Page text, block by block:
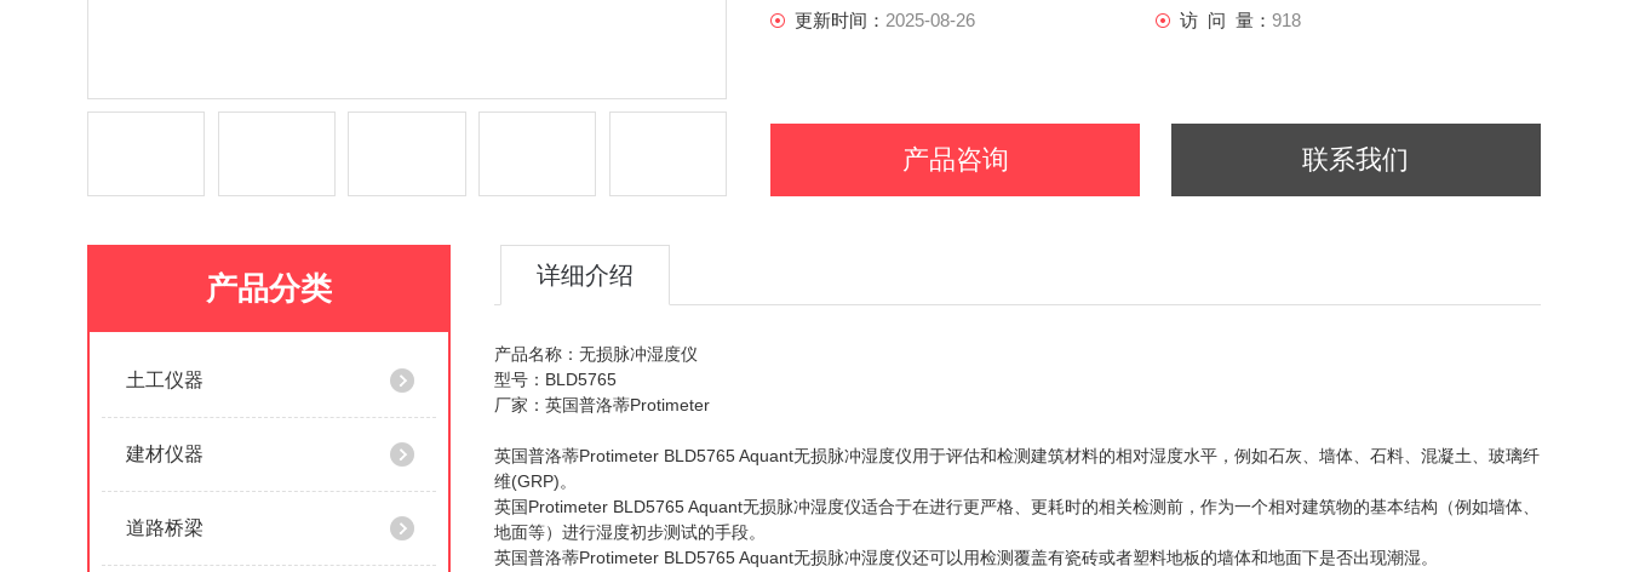
更新时间： 2025-08-26 访 问 量： 918
产品咨询 联系我们
产品分类
土工仪器
建材仪器
道路桥梁
详细介绍
产品名称：无损脉冲湿度仪
型号：BLD5765
厂家：英国普洛蒂Protimeter
英国普洛蒂Protimeter BLD5765 Aquant无损脉冲湿度仪用于评估和检测建筑材料的相对湿度水平，例如石灰、墙体、石料、混凝土、玻璃纤
维(GRP)。
英国Protimeter BLD5765 Aquant无损脉冲湿度仪适合于在进行更严格、更耗时的相关检测前，作为一个相对建筑物的基本结构（例如墙体、
地面等）进行湿度初步测试的手段。
英国普洛蒂Protimeter BLD5765 Aquant无损脉冲湿度仪还可以用检测覆盖有瓷砖或者塑料地板的墙体和地面下是否出现潮湿。